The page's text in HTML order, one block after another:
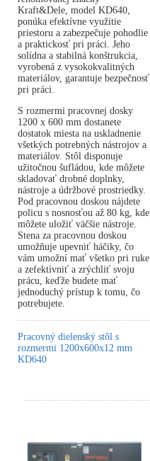
Kraft&Dele, model KD640,
ponúka efektívne využitie
priestoru a zabezpečuje pohodlie
a praktickosť pri práci. Jeho
solídna a stabilná konštrukcia,
vyrobená z vysokokvalitných
materiálov, garantuje bezpečnosť
pri práci.
S rozmermi pracovnej dosky
1200 x 600 mm dostanete
dostatok miesta na uskladnenie
všetkých potrebných nástrojov a
materiálov. Stôl disponuje
užitočnou šufládou, kde môžete
skladovať drobné doplnky,
nástroje a údržbové prostriedky.
Pod pracovnou doskou nájdete
policu s nosnosťou až 80 kg, kde
môžete uložiť väčšie nástroje.
Stena za pracovnou doskou
umožňuje upevniť háčiky, čo
vám umožní mať všetko pri ruke
a zefektívniť a zrýchliť svoju
prácu, keďže budete mať
jednoduchý prístup k tomu, čo
potrebujete.
Pracovný dielenský stôl s
rozmermi 1200x600x12 mm
KD640